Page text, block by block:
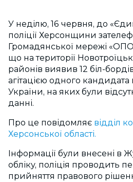
У неділю, 16 червня, до
поліції Херсонщини
Громадянської мережі
що на території
районів виявив 12 біл-
агітацією одного кандидата
України, на яких були
данні.
Про це повідомляє відділ
Херсонської області.
Інформації були внесені в
обліку, поліція проводить
прийняття правового